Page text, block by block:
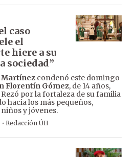
caso
el
hiere a su
sociedad”
condenó este domingo
Florentín Gómez, de 14 años,
Rezó por la fortaleza de su familia
hacia los más pequeños,
y jóvenes.
· Redacción ÚH